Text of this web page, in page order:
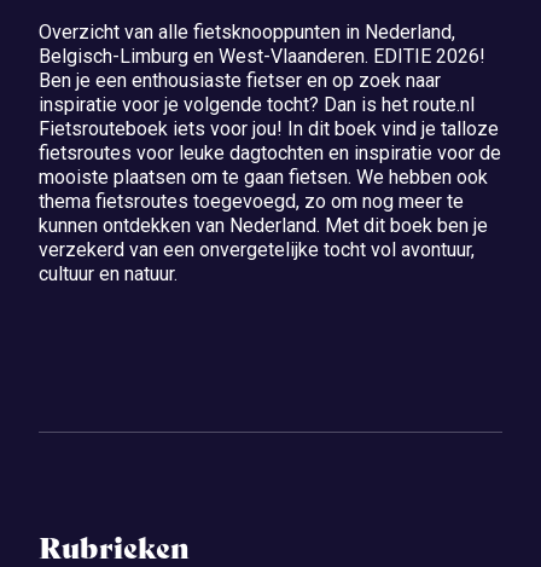
Overzicht van alle fietsknooppunten in Nederland,
Belgisch-Limburg en West-Vlaanderen. EDITIE 2026!
Ben je een enthousiaste fietser en op zoek naar
inspiratie voor je volgende tocht? Dan is het route.nl
Fietsrouteboek iets voor jou! In dit boek vind je talloze
fietsroutes voor leuke dagtochten en inspiratie voor de
mooiste plaatsen om te gaan fietsen. We hebben ook
thema fietsroutes toegevoegd, zo om nog meer te
kunnen ontdekken van Nederland. Met dit boek ben je
verzekerd van een onvergetelijke tocht vol avontuur,
cultuur en natuur.
Rubrieken